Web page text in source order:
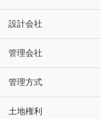
設計会社
管理会社
管理方式
土地権利